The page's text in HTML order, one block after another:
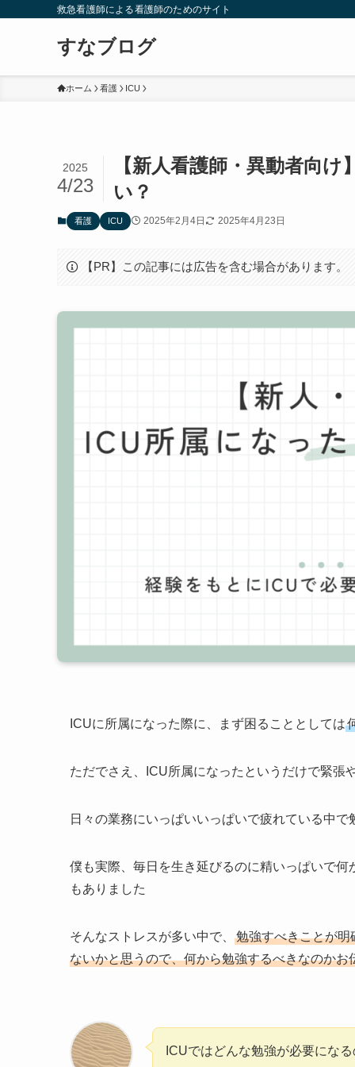
救急看護師による看護師のためのサイト
すなブログ
ホーム 看護 ICU
【新人看護師・異動者向
い？
2025
4/23
看護 ICU 2025年2月4日 2025年4月23日
【PR】この記事には広告を含む場合があります。
ICUに所属になった際に、まず困ることとしては
ただでさえ、ICU所属になったというだけで緊張
日々の業務にいっぱいいっぱいで疲れている中
僕も実際、毎日を生き延びるのに精いっぱいで
もありました
そんなストレスが多い中で、
勉強すべきことが明
ないかと思うので、何から勉強するべきなのかお
ICUではどんな勉強が必要にな